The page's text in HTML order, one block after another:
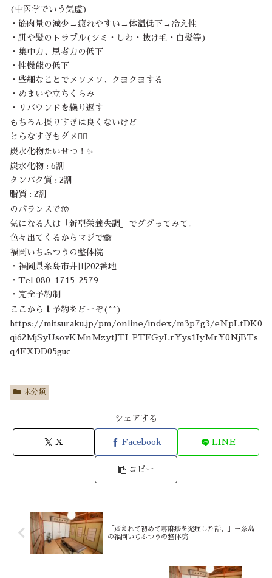
(中医学でいう気虚)
・筋肉量の減少→疲れやすい→体温低下→冷え性
・肌や髪のトラブル(シミ・しわ・抜け毛・白髪等)
・集中力、思考力の低下
・性機能の低下
・些細なことでメソメソ、クヨクヨする
・めまいや立ちくらみ
・リバウンドを繰り返す
もちろん摂りすぎは良くないけど
とらなすぎもダメ🙅‍♀️
炭水化物たいせつ！✨
炭水化物 : 6割
タンパク質 : 2割
脂質 : 2割
のバランスで🤲
気になる人は「新型栄養失調」でググってみて。
色々出てくるからマジで🙈
福岡いちふつうの整体院
・福岡県糸島市井田202番地
・Tel 080-1715-2579
・完全予約制
ここから⬇️予約をどーぞ(^^)
https://mitsuraku.jp/pm/online/index/m3p7g3/eNpLtDK0
qi62MjSyUsovKMnMzytJTI_PTFGyLrYys1IyMrY0NjBTs
q4FXDD05guc
未分類
シェアする
X Facebook LINE
コピー
「産まれて初めて蕁麻疹を発症した話。」ー糸島
の福岡いちふつうの整体院